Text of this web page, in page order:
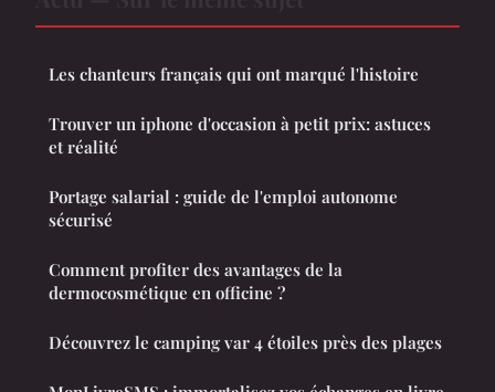
Les chanteurs français qui ont marqué l'histoire
Trouver un iphone d'occasion à petit prix: astuces
et réalité
Portage salarial : guide de l'emploi autonome
sécurisé
Comment profiter des avantages de la
dermocosmétique en officine ?
Découvrez le camping var 4 étoiles près des plages